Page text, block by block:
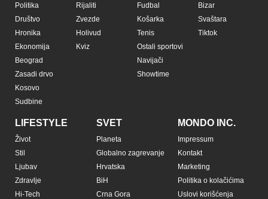
Politika
Društvo
Hronika
Ekonomija
Beograd
Zasadi drvo
Kosovo
Sudbine
Rijaliti
Zvezde
Holivud
Kviz
Fudbal
Košarka
Tenis
Ostali sportovi
Navijači
Showtime
Bizar
Svaštara
Tiktok
LIFESTYLE
Život
Stil
Ljubav
Zdravlje
Hi-Tech
SVET
Planeta
Globalno zagrevanje
Hrvatska
BiH
Crna Gora
MONDO INC.
Impressum
Kontakt
Marketing
Politika o kolačićima
Uslovi korišćenja